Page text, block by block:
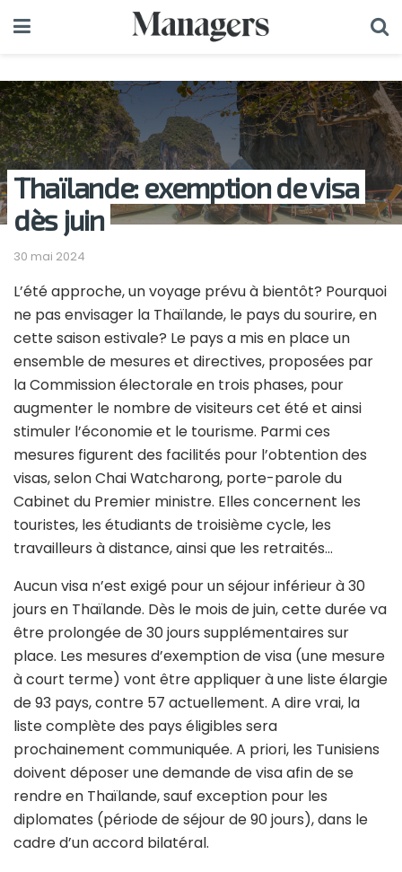
Thaïlande: exemption de visa
dès juin
30 mai 2024
L’été approche, un voyage prévu à bientôt? Pourquoi
ne pas envisager la Thaïlande, le pays du sourire, en
cette saison estivale? Le pays a mis en place un
ensemble de mesures et directives, proposées par
la Commission électorale en trois phases, pour
augmenter le nombre de visiteurs cet été et ainsi
stimuler l’économie et le tourisme. Parmi ces
mesures figurent des facilités pour l’obtention des
visas, selon Chai Watcharong, porte-parole du
Cabinet du Premier ministre. Elles concernent les
touristes, les étudiants de troisième cycle, les
travailleurs à distance, ainsi que les retraités…
Aucun visa n’est exigé pour un séjour inférieur à 30
jours en Thaïlande. Dès le mois de juin, cette durée va
être prolongée de 30 jours supplémentaires sur
place. Les mesures d’exemption de visa (une mesure
à court terme) vont être appliquer à une liste élargie
de 93 pays, contre 57 actuellement. A dire vrai, la
liste complète des pays éligibles sera
prochainement communiquée. A priori, les Tunisiens
doivent déposer une demande de visa afin de se
rendre en Thaïlande, sauf exception pour les
diplomates (période de séjour de 90 jours), dans le
cadre d’un accord bilatéral.